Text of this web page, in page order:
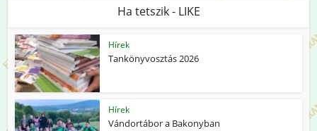
Ha tetszik - LIKE
Hírek
Tankönyvosztás 2026
Hírek
Vándortábor a Bakonyban